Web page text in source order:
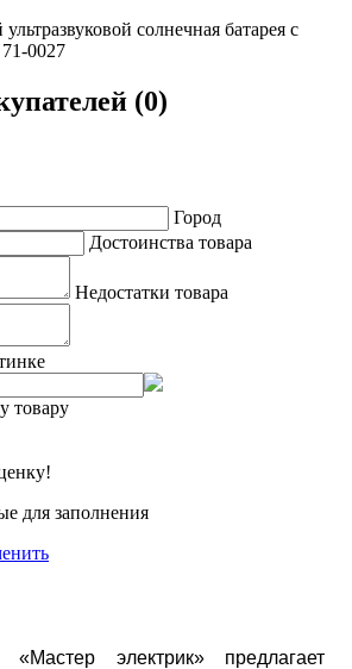
солнечная батарея с
0027
(0)
Город
Достоинства товара
Недостатки товара
товару
для заполнения
электрик» предлагает